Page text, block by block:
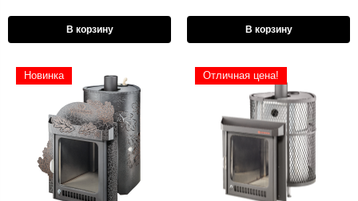
В корзину В корзину
Новинка Отличная цена!